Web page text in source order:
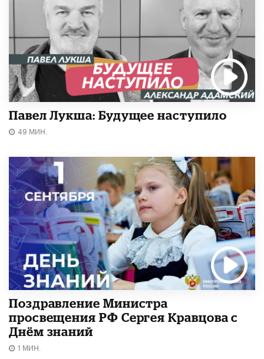
Павел Лукша: Будущее наступило
49 МИН.
Поздравление Министра
просвещения РФ Сергея Кравцова с
Днём знаний
1 МИН.